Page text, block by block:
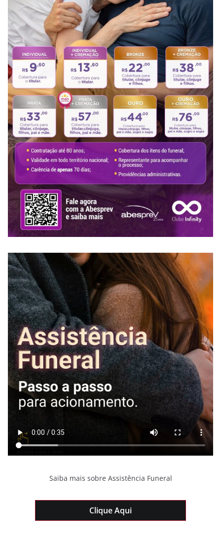
Saiba mais sobre Assistência Funeral
Clique Aqui